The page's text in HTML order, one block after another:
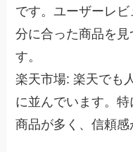
です。ユーザーレ
分に合った商品を
す。
楽天市場: 楽天でも
に並んでいます。
商品が多く、信頼感